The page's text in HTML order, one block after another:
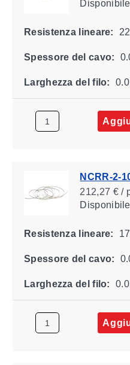
Disponibile
Resistenza lineare:
Spessore del cavo:
Larghezza del filo:
NCRR-2-
212,27 € /
Disponibile
Resistenza lineare:
Spessore del cavo:
Larghezza del filo: